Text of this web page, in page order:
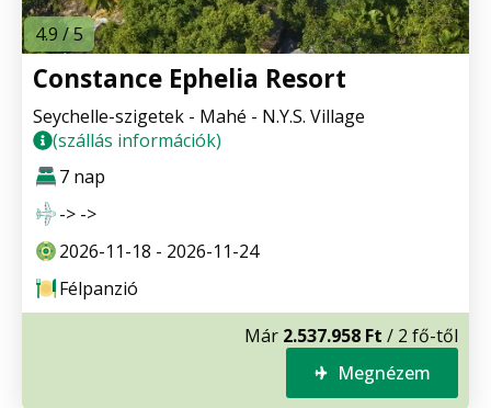
4.9 / 5
Constance Ephelia Resort
Seychelle-szigetek - Mahé - N.Y.S. Village
(szállás információk)
7 nap
-> ->
2026-11-18 - 2026-11-24
Félpanzió
Már 2.537.958 Ft / 2 fő-től
Megnézem